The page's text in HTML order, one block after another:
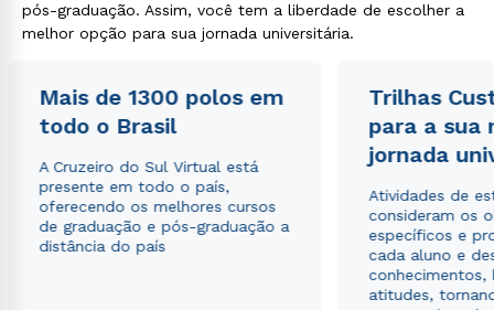
pós-graduação. Assim, você tem a liberdade de escolher a
melhor opção para sua jornada universitária.
Mais de 1300 polos em
todo o Brasil
A Cruzeiro do Sul Virtual está
presente em todo o país,
oferecendo os melhores cursos
de graduação e pós-graduação a
distância do país
Trilhas
para a sua
jornada
Atividades de
consideram os
específicos e
cada aluno e
conhecimentos,
atitudes,
Rápido e fácil
WhatsApp
Estou de acordo com a Política de Privacidade.e
autorizo que meus dados sejam utilizados para o